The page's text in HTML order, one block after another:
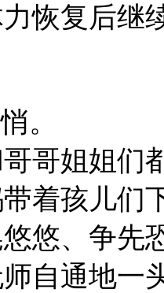
恢复后继
。
哥姐姐们
着孩儿们
悠、争先
自通地一